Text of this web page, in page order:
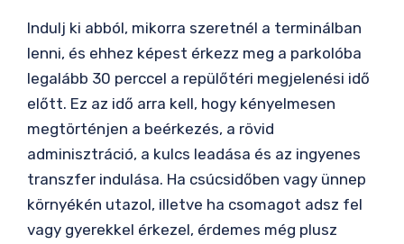
Indulj ki abból, mikorra szeretnél a terminálban
lenni, és ehhez képest érkezz meg a parkolóba
legalább 30 perccel a repülőtéri megjelenési idő
előtt. Ez az idő arra kell, hogy kényelmesen
megtörténjen a beérkezés, a rövid
adminisztráció, a kulcs leadása és az ingyenes
transzfer indulása. Ha csúcsidőben vagy ünnep
környékén utazol, illetve ha csomagot adsz fel
vagy gyerekkel érkezel, érdemes még plusz